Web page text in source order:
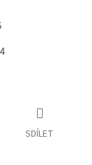
SDÍLET